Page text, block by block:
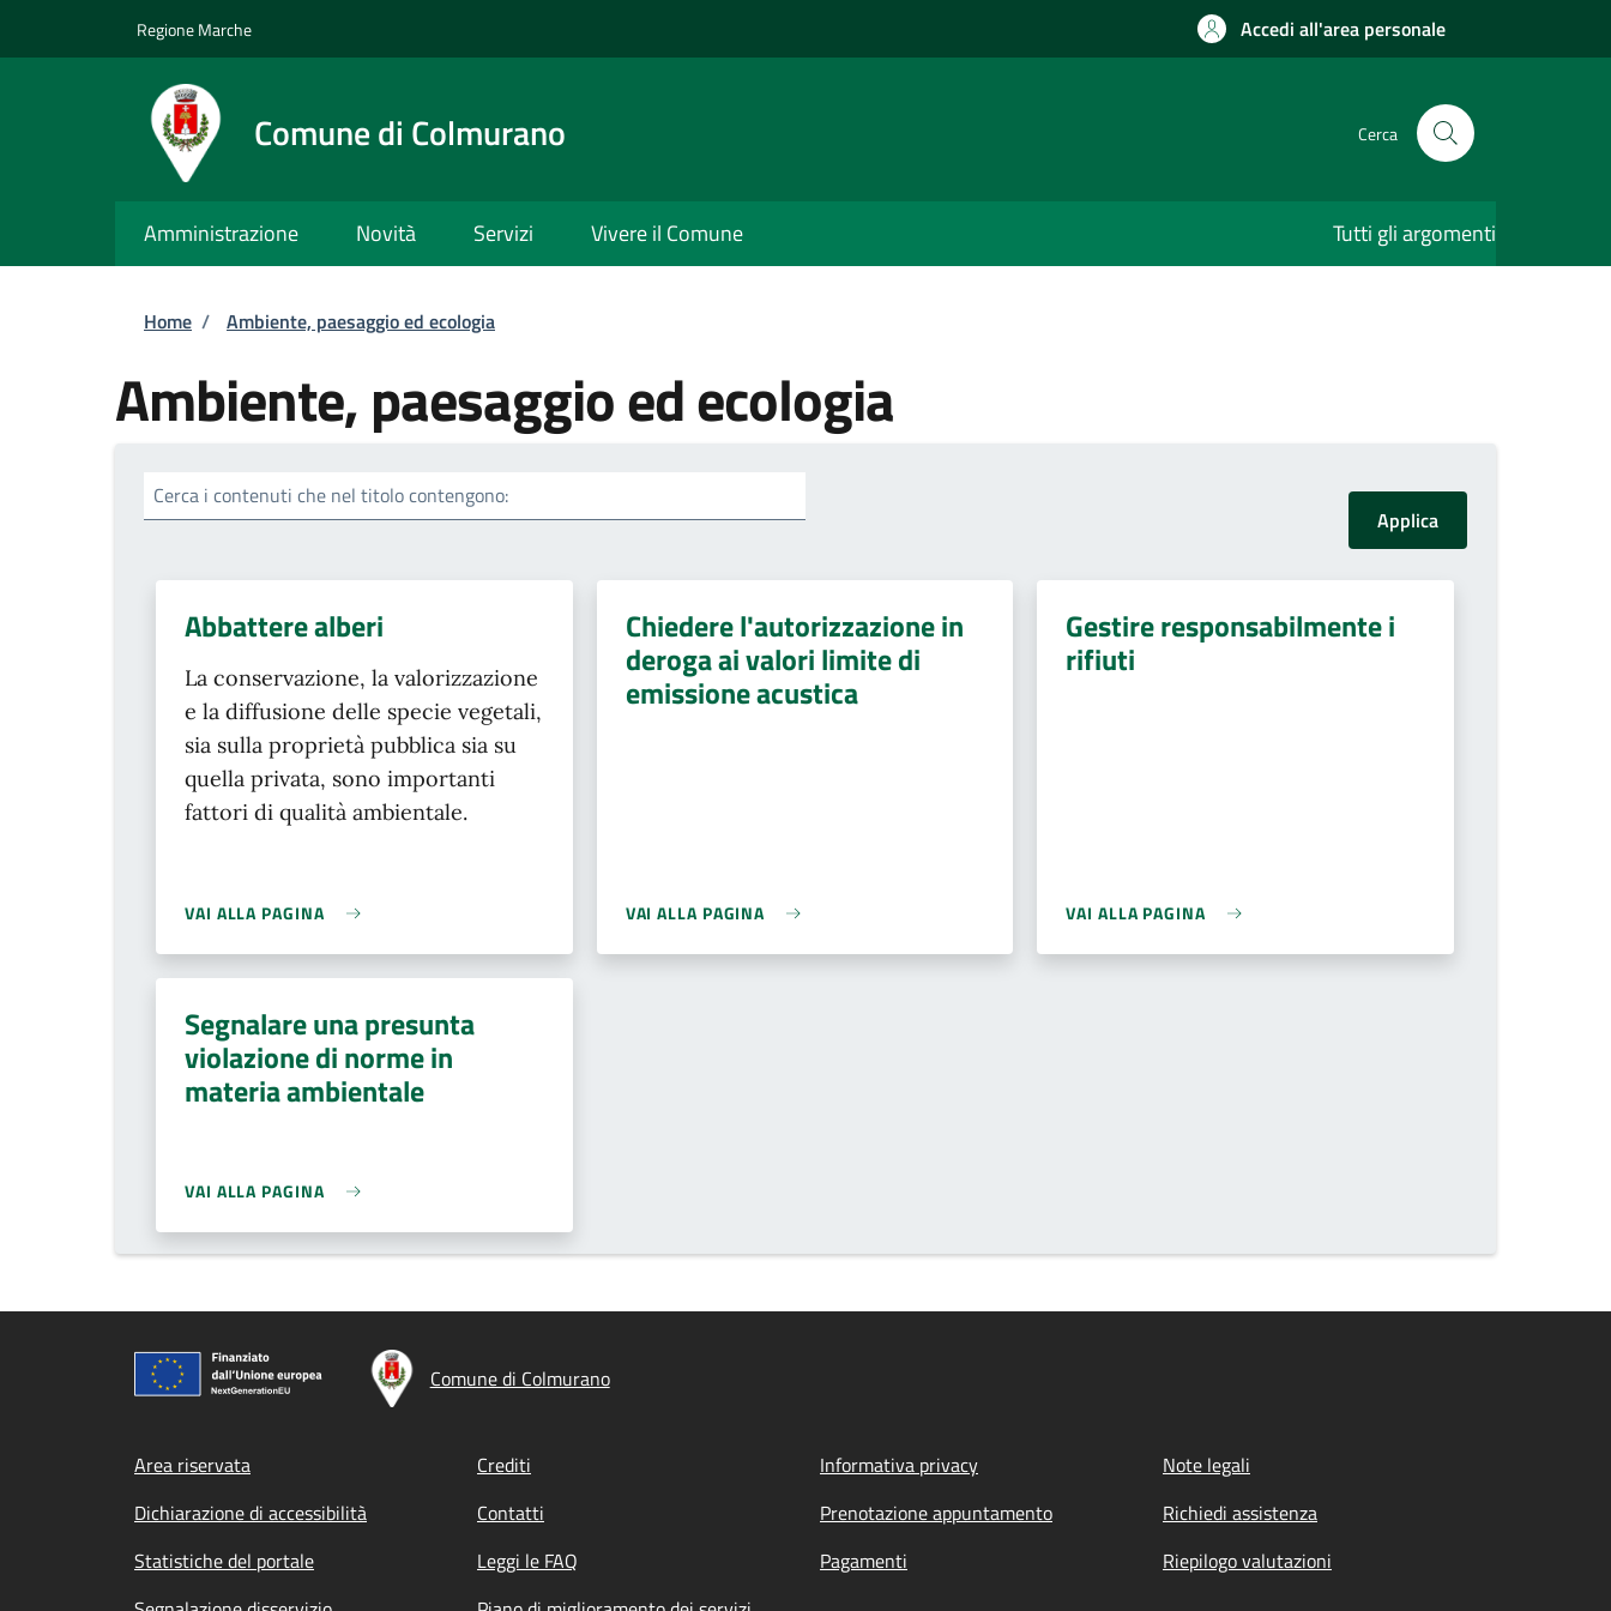
Regione Marche Accedi all'area personale
Comune di Colmurano Cerca
Amministrazione Novità Servizi Vivere il Comune Tutti gli argomenti
Briciole di pane
Home / Ambiente, paesaggio ed ecologia
Ambiente, paesaggio ed ecologia
Cerca i contenuti che nel titolo contengono:
Abbattere alberi
La conservazione, la valorizzazione
e la diffusione delle specie vegetali,
sia sulla proprietà pubblica sia su
quella privata, sono importanti
fattori di qualità ambientale.
VAI ALLA PAGINA
Chiedere l'autorizzazione in
deroga ai valori limite di
emissione acustica
VAI ALLA PAGINA
Gestire responsabilmente i
rifiuti
VAI ALLA PAGINA
Segnalare una presunta
violazione di norme in
materia ambientale
VAI ALLA PAGINA
Comune di Colmurano
Footer menu
Area riservata Crediti Informativa privacy
Note legali
Dichiarazione di accessibilità
Contatti Prenotazione appuntamento
Richiedi assistenza
Statistiche del portale
Leggi le FAQ Pagamenti
Riepilogo valutazioni